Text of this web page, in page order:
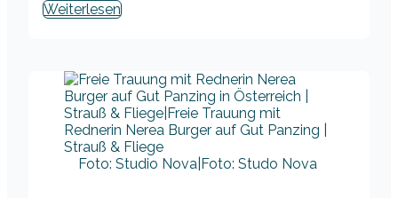
Weiterlesen
Foto: Studio Nova|Foto: Studo Nova